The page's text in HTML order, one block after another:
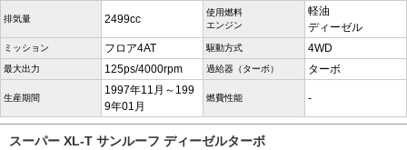
排気量 2499cc
使用燃料
エンジン
軽油
ディーゼル
ミッション フロア4AT 駆動方式 4WD
最大出力 125ps/4000rpm 過給器（ターボ） ターボ
生産期間
1997年11月～199
9年01月
燃費性能 -
スーパー XL-T サンルーフ ディーゼルターボ